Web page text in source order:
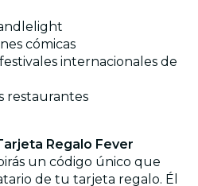
cómicas
internacionales de
restaurantes
Regalo Fever
un código único que
de tu tarjeta regalo. Él